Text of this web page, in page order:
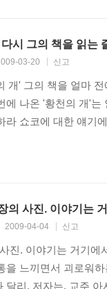
었다. 반면, 자신
다시 현실세계로 이
후지와라의 다채로
. 그 외에도 순례
청년들과 싸움을 한
점 옅어지면서 ‘이
것이 추상화된 환
을 떠나 인도로 눈
을 되찾고 싶었기
장 뫼비우스의 바다」
시 그의 책을 읽는
03-20 신고
개' 그의 책을 얼마
에 나온 '황천의 개'
라 쇼코에 대한 얘기
의 사진. 이야기는
2009-04-04 신고
진. 이야기는 거기
을 느끼면서 괴로워
달리, 저자는, 교주